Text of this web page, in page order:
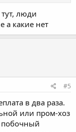
люди
а какие нет
#5
в два раза.
или пром-хоз
побочный